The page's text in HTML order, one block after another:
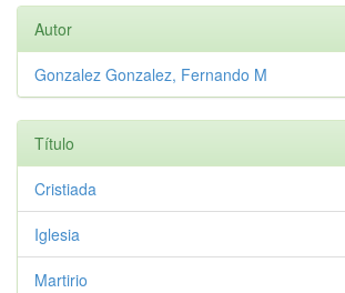
Autor
Gonzalez Gonzalez, Fernando M
Título
Cristiada
Iglesia
Martirio